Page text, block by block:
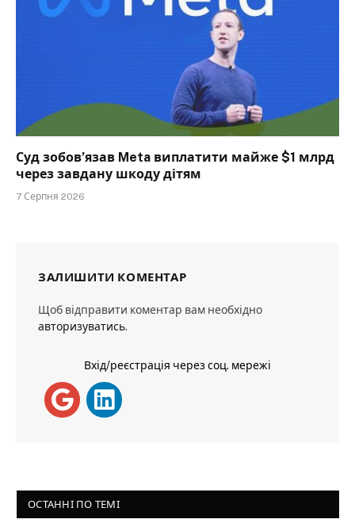
Суд зобов’язав Meta виплатити майже $1 млрд
через завдану шкоду дітям
7 Серпня 2026
ЗАЛИШИТИ КОМЕНТАР
Щоб відправити коментар вам необхідно
авторизуватись.
Вхід/реєстрація через соц. мережі
ОСТАННІ ПО ТЕМІ